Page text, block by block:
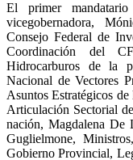
El primer
vicegobernadora,
Consejo Federal de
Coordinación del
Hidrocarburos de la
Nacional de Vectores
Asuntos Estratégicos
Articulación Sectorial
nación, Magdalena
Guglielmone,
Gobierno Provincial,